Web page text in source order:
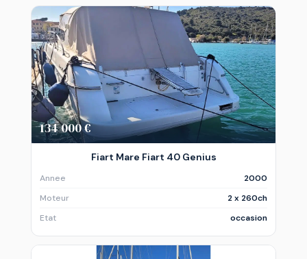
134 000 €
Fiart Mare Fiart 40 Genius
Annee
2000
Moteur
2 x 260ch
Etat
occasion